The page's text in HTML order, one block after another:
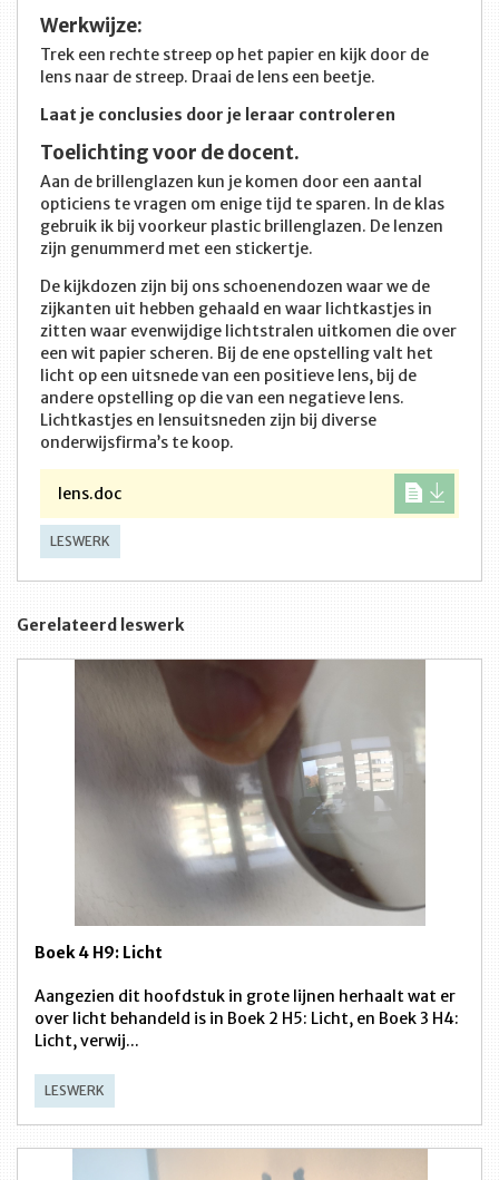
Werkwijze:
Trek een rechte streep op het papier en kijk door de
lens naar de streep. Draai de lens een beetje.
Laat je conclusies door je leraar controleren
Toelichting voor de docent.
Aan de brillenglazen kun je komen door een aantal
opticiens te vragen om enige tijd te sparen. In de klas
gebruik ik bij voorkeur plastic brillenglazen. De lenzen
zijn genummerd met een stickertje.
De kijkdozen zijn bij ons schoenendozen waar we de
zijkanten uit hebben gehaald en waar lichtkastjes in
zitten waar evenwijdige lichtstralen uitkomen die over
een wit papier scheren. Bij de ene opstelling valt het
licht op een uitsnede van een positieve lens, bij de
andere opstelling op die van een negatieve lens.
Lichtkastjes en lensuitsneden zijn bij diverse
onderwijsfirma’s te koop.
lens.doc
LESWERK
Gerelateerd leswerk
Boek 4 H9: Licht
Aangezien dit hoofdstuk in grote lijnen herhaalt wat er
over licht behandeld is in Boek 2 H5: Licht, en Boek 3 H4:
Licht, verwij...
LESWERK